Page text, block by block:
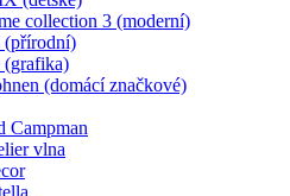
collection 3 (moderní)
(přírodní)
(grafika)
(domácí značkové)
Campman
vlna